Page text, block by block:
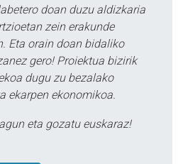
doan duzu aldizkaria
zein erakunde
Eta orain doan bidaliko
gero! Proiektua bizirik
dugu zu bezalako
ekarpen ekonomikoa.
eta gozatu euskaraz!